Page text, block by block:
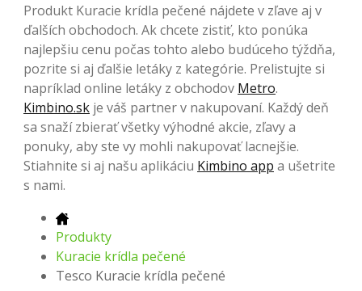
Produkt Kuracie krídla pečené nájdete v zľave aj v
ďalších obchodoch. Ak chcete zistiť, kto ponúka
najlepšiu cenu počas tohto alebo budúceho týždňa,
pozrite si aj ďalšie letáky z kategórie. Prelistujte si
napríklad online letáky z obchodov Metro.
Kimbino.sk je váš partner v nakupovaní. Každý deň
sa snaží zbierať všetky výhodné akcie, zľavy a
ponuky, aby ste vy mohli nakupovať lacnejšie.
Stiahnite si aj našu aplikáciu Kimbino app a ušetrite
s nami.
Produkty
Kuracie krídla pečené
Tesco Kuracie krídla pečené